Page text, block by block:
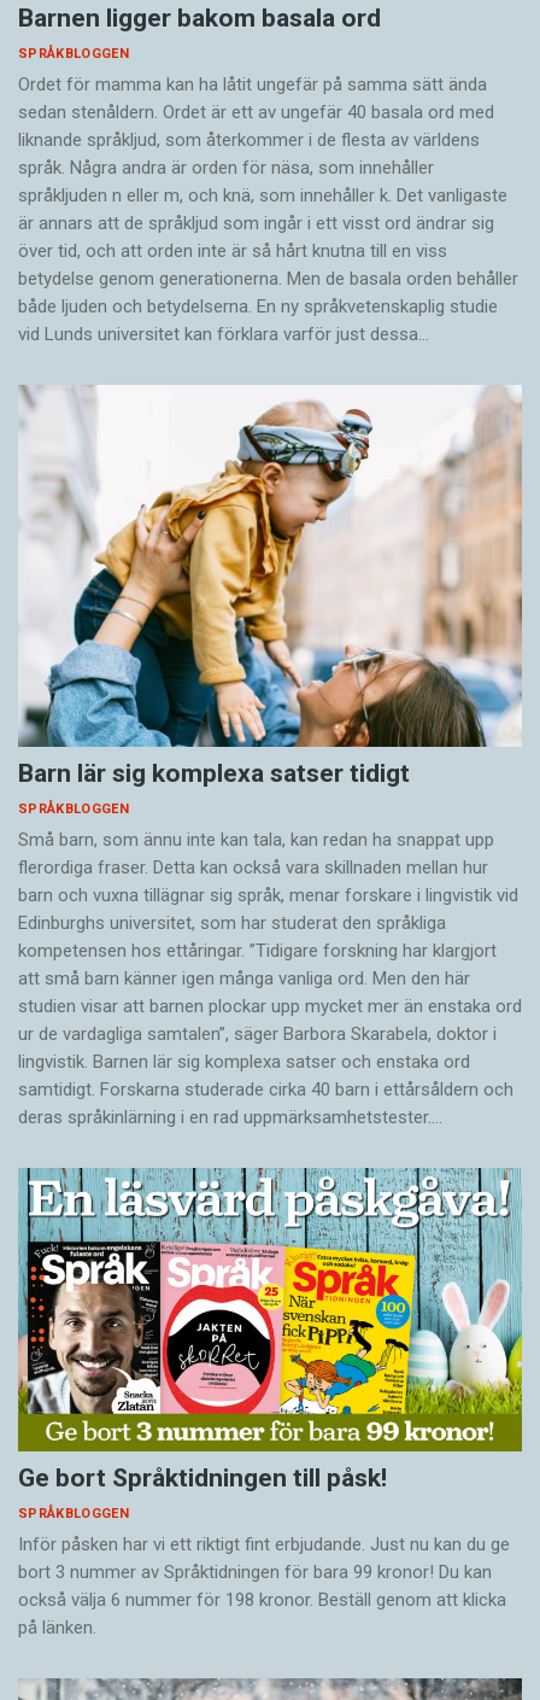
Barnen ligger bakom basala ord
SPRÅKBLOGGEN
Ordet för mamma kan ha låtit ungefär på samma sätt ända
sedan stenåldern. Ordet är ett av ungefär 40 basala ord med
liknande språkljud, som återkommer i de flesta av världens
språk. Några andra är orden för näsa, som innehåller
språkljuden n eller m, och knä, som innehåller k. Det vanligaste
är annars att de språkljud som ingår i ett visst ord ändrar sig
över tid, och att orden inte är så hårt knutna till en viss
betydelse genom generationerna. Men de basala orden behåller
både ljuden och betydelserna. En ny språkvetenskaplig studie
vid Lunds universitet kan förklara varför just dessa…
Barn lär sig komplexa satser tidigt
SPRÅKBLOGGEN
Små barn, som ännu inte kan tala, kan redan ha snappat upp
flerordiga fraser. Detta kan också vara skillnaden mellan hur
barn och vuxna tillägnar sig språk, menar forskare i lingvistik vid
Edinburghs universitet, som har studerat den språkliga
kompetensen hos ettåringar. ”Tidigare forskning har klargjort
att små barn känner igen många vanliga ord. Men den här
studien visar att barnen plockar upp mycket mer än enstaka ord
ur de vardagliga samtalen”, säger Barbora Skarabela, doktor i
lingvistik. Barnen lär sig komplexa satser och enstaka ord
samtidigt. Forskarna studerade cirka 40 barn i ettårsåldern och
deras språkinlärning i en rad uppmärksamhetstester.…
Ge bort Språktidningen till påsk!
SPRÅKBLOGGEN
Inför påsken har vi ett riktigt fint erbjudande. Just nu kan du ge
bort 3 nummer av Språktidningen för bara 99 kronor! Du kan
också välja 6 nummer för 198 kronor. Beställ genom att klicka
på länken.